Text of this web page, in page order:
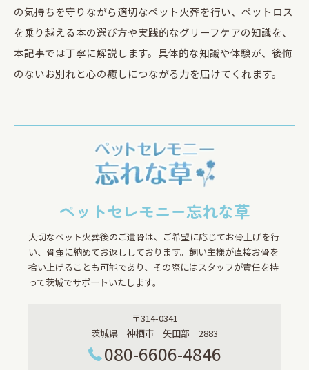
の気持ちを守りながら適切なペット火葬を行い、ペットロス
を乗り越える本の選び方や実践的なグリーフケアの知識を、
本記事では丁寧に解説します。具体的な知識や体験が、後悔
のないお別れと心の癒しにつながる力を届けてくれます。
ペットセレモニー忘れな草
大切なペット火葬後のご遺骨は、ご希望に応じてお骨上げを行
い、骨壷に納めてお返ししております。飼い主様が直接お骨を
拾い上げることも可能であり、その際にはスタッフが責任を持
って茨城でサポートいたします。
〒314-0341
茨城県 神栖市 矢田部 2883
080-6606-4846